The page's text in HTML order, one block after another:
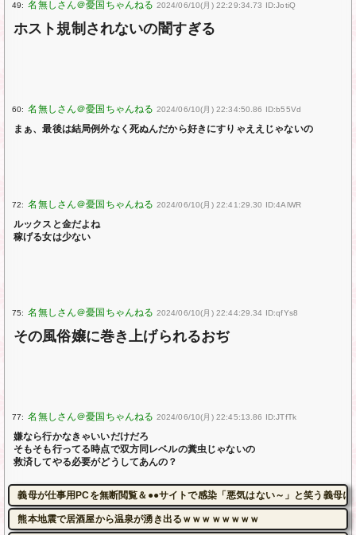
49: 2024/06/10(月) 22:29:34.73 ID:JotiQ
ホスト規制されないの闇すぎる
60: 2024/06/10(月) 22:34:50.86 ID:b55Vd
まぁ、最後は結局例外なく死ぬんだから好きにすりゃええじゃないの
72: 2024/06/10(月) 22:41:29.30 ID:4AlWR
ルックスと金だよね
稼げる女は少ない
75: 2024/06/10(月) 22:44:29.34 ID:qfYs8
その風俗嬢に巻き上げられるおぢ
77: 2024/06/10(月) 22:45:13.86 ID:JTfTk
嫌なら行かなきゃいいだけだろ
そもそも行ってる時点で双方同レベルの糞虫じゃないの
救済してやる必要がどうしてあんの？
義母が仕事用PCを無断閲覧＆●●サイトで感染「悪気はない～」と笑う義母
熊本地震で居酒屋から温泉が湧き出るｗｗｗｗｗｗｗｗ